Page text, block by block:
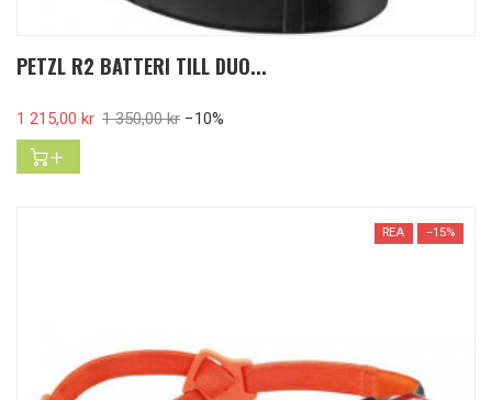
PETZL R2 BATTERI TILL DUO...
Pris
1 215,00 kr Ordinarie pris
1 350,00 kr −10%
REA −15%